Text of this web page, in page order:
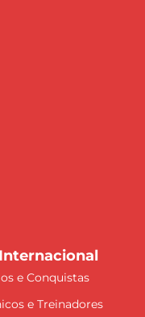
e Conquistas
e Treinadores